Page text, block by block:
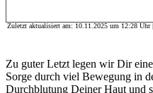
Zuletzt aktualisiert am: 10.11.2025 um 12:28
Zu guter Letzt legen wir Dir
Sorge durch viel Bewegung in
Durchblutung Deiner Haut und